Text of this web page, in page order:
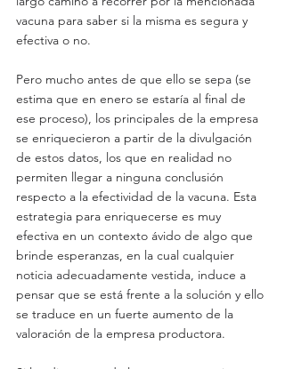
vacuna para saber si la misma es segura y
efectiva o no.
Pero mucho antes de que ello se sepa (se
estima que en enero se estaría al final de
ese proceso), los principales de la empresa
se enriquecieron a partir de la divulgación
de estos datos, los que en realidad no
permiten llegar a ninguna conclusión
respecto a la efectividad de la vacuna. Esta
estrategia para enriquecerse es muy
efectiva en un contexto ávido de algo que
brinde esperanzas, en la cual cualquier
noticia adecuadamente vestida, induce a
pensar que se está frente a la solución y ello
se traduce en un fuerte aumento de la
valoración de la empresa productora.